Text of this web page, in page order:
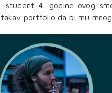
student 4. godine ovog
portfolio da bi mu